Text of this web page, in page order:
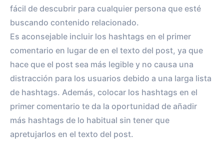
fácil de descubrir para cualquier persona que esté
buscando contenido relacionado.
Es aconsejable incluir los hashtags en el primer
comentario en lugar de en el texto del post, ya que
hace que el post sea más legible y no causa una
distracción para los usuarios debido a una larga lista
de hashtags. Además, colocar los hashtags en el
primer comentario te da la oportunidad de añadir
más hashtags de lo habitual sin tener que
apretujarlos en el texto del post.